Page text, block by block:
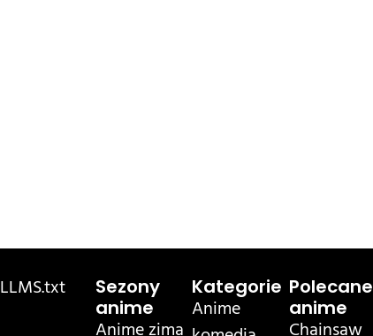
LLMS.txt
Sezony
anime
Kategorie
Anime
Polecane
anime